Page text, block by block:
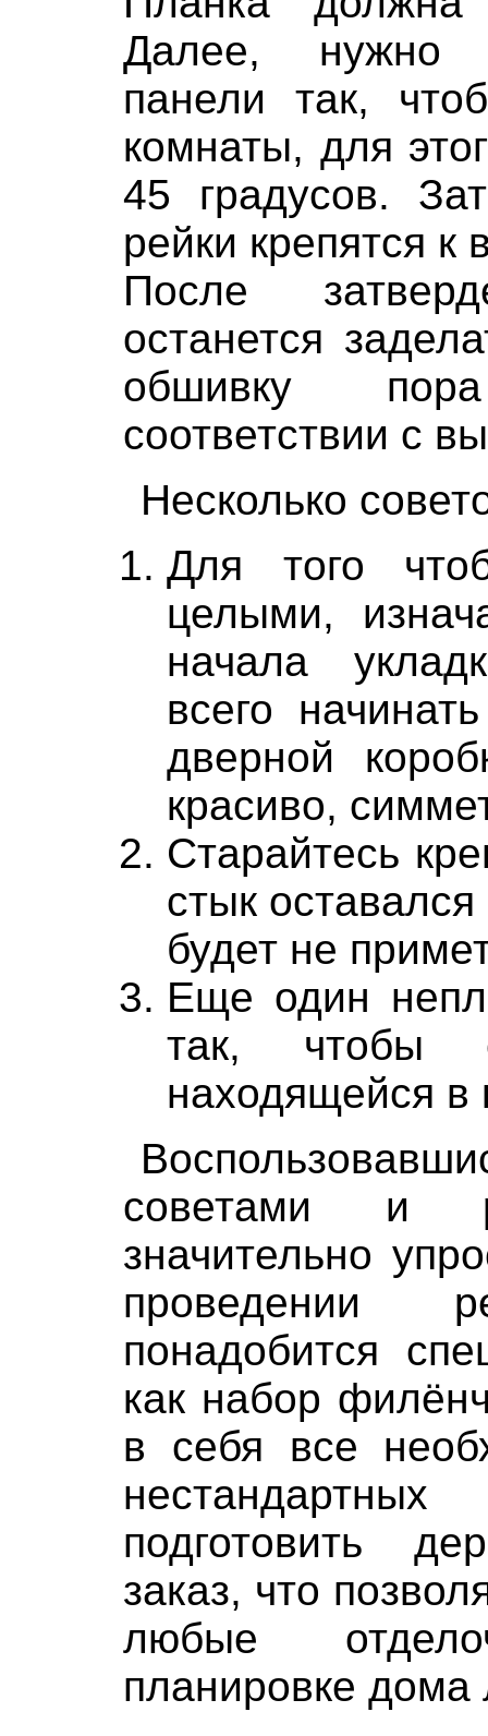
Далее, нужно
панели так,
комнаты, для
45 градусов.
рейки крепятся к
После
останется
обшивку
соответствии с
Несколько
Для того
целыми,
начала
всего
дверной
красиво,
Старайтесь
стык
будет не
Еще один
так, чтобы
находящейся в
советами и
значительно
проведении
понадобится
как набор
в себя все
подготовить
заказ, что
любые
планировке